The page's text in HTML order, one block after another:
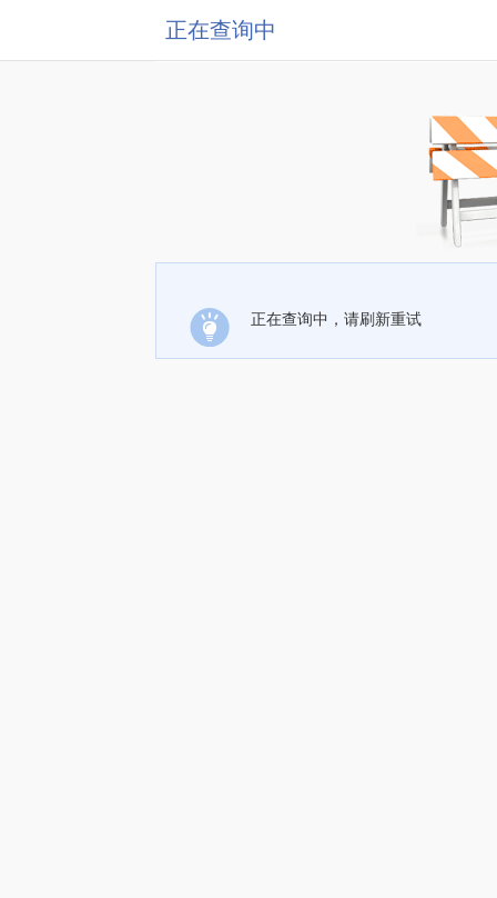
正在查询中
正在查询中，请刷新重试